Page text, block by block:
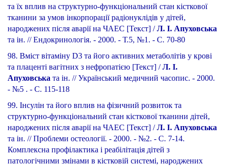
та їх вплив на структурно-функціональний стан кісткової
тканини за умов інкорпорації радіонуклідів у дітей,
народжених після аварії на ЧАЕС [Текст] /Л. І. Апуховська
та ін. // Ендокринологія. - 2000. - Т.5, №1. - С. 70-80
98. Вміст вітаміну D3 та його активних метаболітів у крові
та плаценті вагітних з нефропатією [Текст] /Л. І.
Апуховська та ін. // Український медичний часопис. - 2000.
- №5 . - С. 115-118
99. Інсулін та його вплив на фізичний розвиток та
структурно-функціональний стан кісткової тканини дітей,
народжених після аварії на ЧАЕС [Текст] /Л. І. Апуховська
та ін. // Проблеми остеології. - 2000. - №2. - С. 7-14.
Комплексна профілактика і реабілітація дітей з
патологічними змінами в кістковій системі, народжених